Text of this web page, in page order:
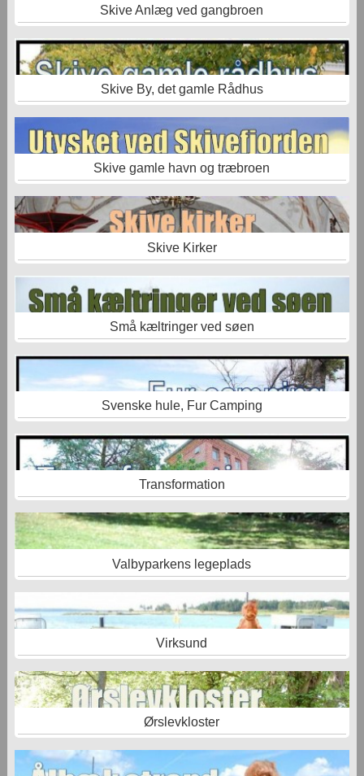
Skive Anlæg ved gangbroen
Skive By, det gamle Rådhus
Skive gamle havn og træbroen
Skive Kirker
Små kæltringer ved søen
Svenske hule, Fur Camping
Transformation
Valbyparkens legeplads
Virksund
Ørslevkloster